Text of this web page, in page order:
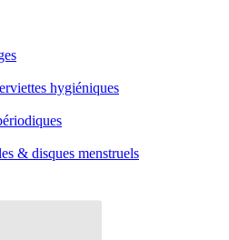
hygiéniques
& disques menstruels